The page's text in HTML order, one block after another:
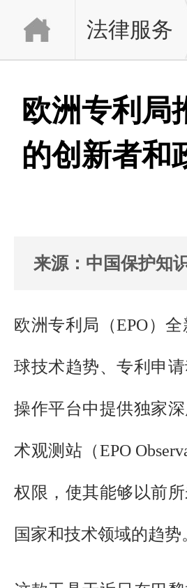
法律服务
欧洲专利局
的创新者和
来源：中国保护知
欧洲专利局（EPO）
球技术趋势、专利申
操作平台中提供独家
术观测站（EPO
权限，使其能够以前
国家和技术领域的趋势